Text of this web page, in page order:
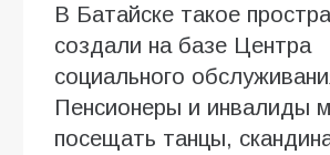
В Батайске такое
создали на базе Центра
социального
Пенсионеры и инвалиды
посещать танцы,